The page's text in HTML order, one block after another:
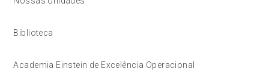
Biblioteca
Academia Einstein de Excelência Operacional